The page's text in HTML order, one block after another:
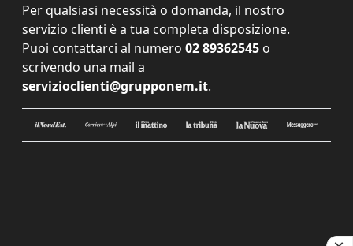
Per qualsiasi necessità o domanda, il nostro
servizio clienti è a tua completa disposizione.
Puoi contattarci al numero 02 89362545 o
scrivendo una mail a
servizioclienti@grupponem.it.